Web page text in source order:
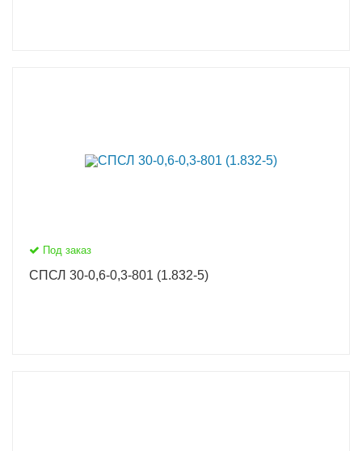
Под заказ
СПСЛ 30-0,6-0,3-801 (1.832-5)